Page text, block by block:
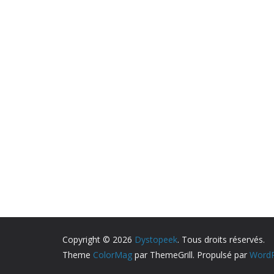
Copyright © 2026 Dystopeek. Tous droits réservés.
Theme ColorMag par ThemeGrill. Propulsé par